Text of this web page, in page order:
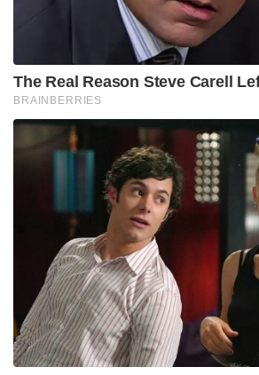
എപ്പോഴും അലട്ടിയിരുന്നു.
പോകാൻ ഒരു
അങ്ങനെ കളിയാക്കിയതിൽ
simi MANJU PATHROS